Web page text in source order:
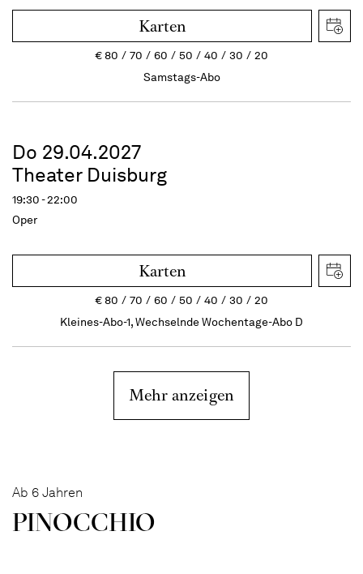
Karten
€80 70 60 50 40 30
20
Samstags-Abo
Do 29.04.2027
Theater Duisburg
19:30 - 22:00
Oper
Karten
€80 70 60 50 40 30
20
Kleines-Abo-1, Wechselnde Wochentage-Abo D
Mehr anzeigen
Ab 6 Jahren
PINOC­CHIO